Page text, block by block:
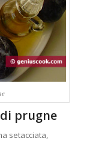
prugne
setacciata,